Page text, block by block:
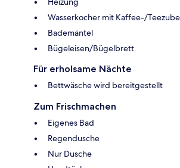
Wasserkocher mit Kaffee-/
Bademäntel
Bügeleisen/Bügelbrett
Für erholsame Nächte
Bettwäsche wird bereitgestellt
Zum Frischmachen
Eigenes Bad
Regendusche
Nur Dusche